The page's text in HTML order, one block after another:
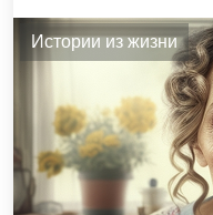
Истории из жизни